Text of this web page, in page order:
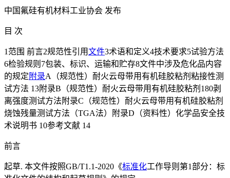
中国氟硅有机材料工业协会 发布
目 次
1范围 前言2规范性引用文件3术语和定义4技术要求5试验方法
6检验规则7包装、标识、运输和贮存8文件中涉及危化品内容
的规定 附录A（规范性）耐火云母带用有机硅胶粘剂粘接性测
试方法 13附录B（规范性）耐火云母带用有机硅胶粘剂180剥
离强度测试方法附录C（规范性）耐火云母带用有机硅胶粘剂
烧蚀残量测试方法（TGA法）附录D（资料性）化学品安全技
术说明书 10参考文献 14
前言
起草. 本文件按照GB/T1.1-2020《标准化工作导则第1部分：标